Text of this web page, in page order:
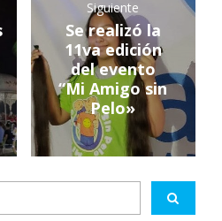
Siguiente
Se realizó la
11va edición
del evento
“Mi Amigo sin
Pelo»